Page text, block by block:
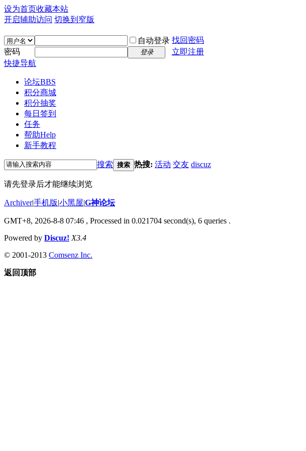
设为首页收藏本站
开启辅助访问 切换到窄版
自动登录 找回密码
密码
登录
立即注册
快捷导航
论坛BBS
积分商城
积分抽奖
每日签到
任务
帮助Help
新手教程
搜索 搜索 热搜: 活动 交友 discuz
请先登录后才能继续浏览
Archiver|手机版|小黑屋|G神论坛
GMT+8, 2026-8-8 07:46 , Processed in 0.021704 second(s), 6 queries .
Powered by Discuz! X3.4
© 2001-2013 Comsenz Inc.
返回顶部